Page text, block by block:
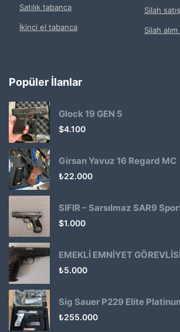
Satılık tabanca
İkinci el tabanca
Silah
Silah
Popüler İlanlar
Glock 19 GEN 5
$4.100
Girsan Yavuz 16 Regard MC
₺22.000
SIFIR – Sarsılmaz SAR9
$1.000
₺5.000
Sig Sauer P229 Elite
₺255.000